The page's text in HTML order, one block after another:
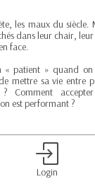
les maux du siècle.
dans leur chair,
face.
« patient » quand on
mettre sa vie entre
? Comment
est performant ?
Login